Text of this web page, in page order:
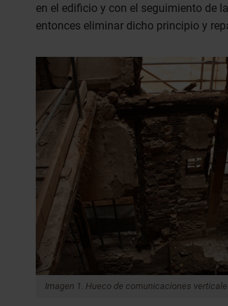
en el edificio y con el seguimiento de
entonces eliminar dicho principio y
Imagen 1. Hueco de comunicaciones